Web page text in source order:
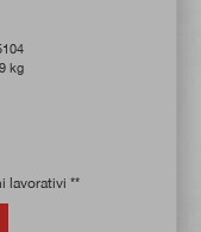
kg
lavorativi **